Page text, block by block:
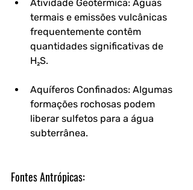
Atividade Geotérmica: Águas
termais e emissões vulcânicas
frequentemente contêm
quantidades significativas de
H₂S.
Aquíferos Confinados: Algumas
formações rochosas podem
liberar sulfetos para a água
subterrânea.
Fontes Antrópicas: